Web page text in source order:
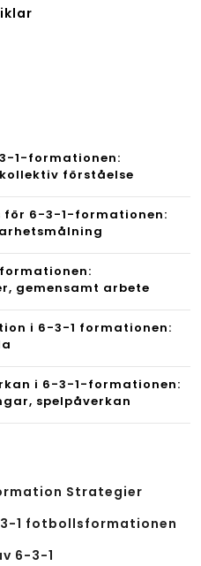
1-formationen:
förståelse
för 6-3-1-formationen:
gemensamt arbete
i 6-3-1 formationen:
i 6-3-1-formationen:
spelpåverkan
Strategier
1 fotbollsformationen
6-3-1